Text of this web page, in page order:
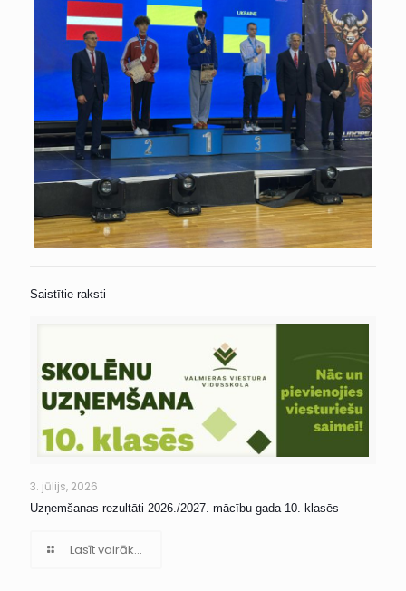
Saistītie raksti
3. jūlijs, 2026
Uzņemšanas rezultāti 2026./2027. mācību gada 10. klasēs
Lasīt vairāk...